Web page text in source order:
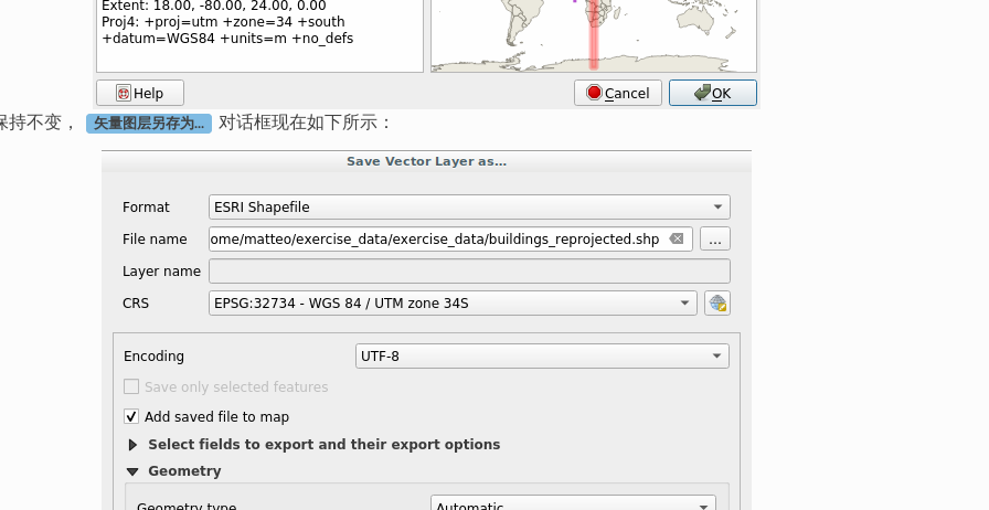
持不变， 矢量图层另存为... 对话框现在如下所示：